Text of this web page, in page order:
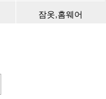
잠옷,홈웨어